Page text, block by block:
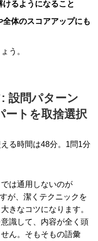
るようになること
体のスコアアップにも
う。
設問パターン
ートを取捨選択
る時間は48分。1問1分
は通用しないのが
が、潔くテクニックを
きなコツになります。
識して、内容が全く頭
ん。そもそもの語彙